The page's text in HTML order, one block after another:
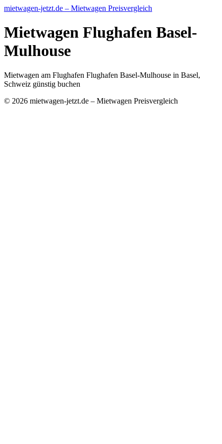
mietwagen-jetzt.de – Mietwagen Preisvergleich
Mietwagen Flughafen Basel-
Mulhouse
Mietwagen am Flughafen Flughafen Basel-Mulhouse in Basel,
Schweiz günstig buchen
© 2026 mietwagen-jetzt.de – Mietwagen Preisvergleich